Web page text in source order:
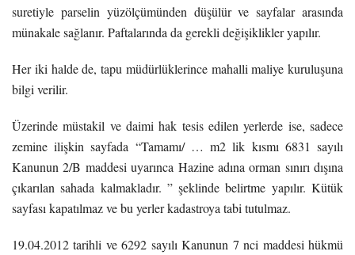
suretiyle parselin yüzölçümünden düşülür ve sayfalar arasında
münakale sağlanır. Paftalarında da gerekli değişiklikler yapılır.
Her iki halde de, tapu müdürlüklerince mahalli maliye kuruluşuna
bilgi verilir.
Üzerinde müstakil ve daimi hak tesis edilen yerlerde ise, sadece
zemine ilişkin sayfada “Tamamı/ … m2 lik kısmı 6831 sayılı
Kanunun 2/B maddesi uyarınca Hazine adına orman sınırı dışına
çıkarılan sahada kalmakladır. ” şeklinde belirtme yapılır. Kütük
sayfası kapatılmaz ve bu yerler kadastroya tabi tutulmaz.
19.04.2012 tarihli ve 6292 sayılı Kanunun 7 nci maddesi hükmü